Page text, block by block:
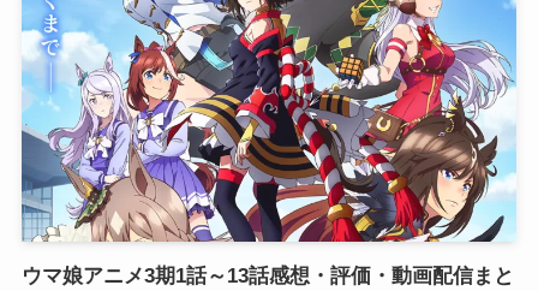
ウマ娘アニメ3期1話～13話感想・評価・動画配信まと